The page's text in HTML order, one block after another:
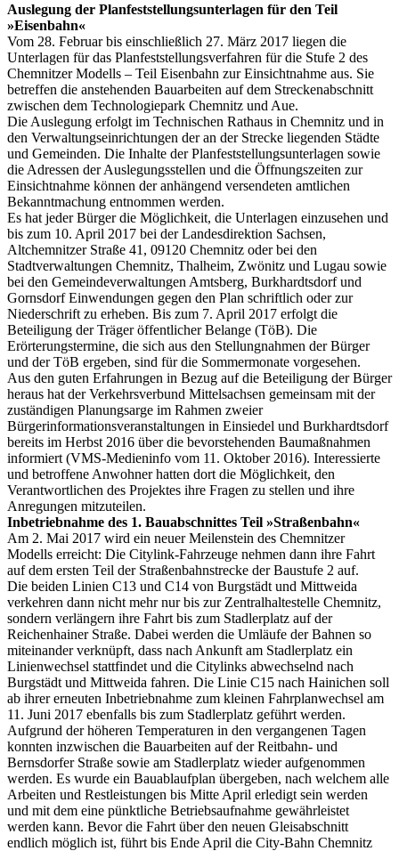
Auslegung der Planfeststellungsunterlagen für den Teil
»Eisenbahn«
Vom 28. Februar bis einschließlich 27. März 2017 liegen die
Unterlagen für das Planfeststellungsverfahren für die Stufe 2 des
Chemnitzer Modells – Teil Eisenbahn zur Einsichtnahme aus. Sie
betreffen die anstehenden Bauarbeiten auf dem Streckenabschnitt
zwischen dem Technologiepark Chemnitz und Aue.
Die Auslegung erfolgt im Technischen Rathaus in Chemnitz und in
den Verwaltungseinrichtungen der an der Strecke liegenden Städte
und Gemeinden. Die Inhalte der Planfeststellungsunterlagen sowie
die Adressen der Auslegungsstellen und die Öffnungszeiten zur
Einsichtnahme können der anhängend versendeten amtlichen
Bekanntmachung entnommen werden.
Es hat jeder Bürger die Möglichkeit, die Unterlagen einzusehen und
bis zum 10. April 2017 bei der Landesdirektion Sachsen,
Altchemnitzer Straße 41, 09120 Chemnitz oder bei den
Stadtverwaltungen Chemnitz, Thalheim, Zwönitz und Lugau sowie
bei den Gemeindeverwaltungen Amtsberg, Burkhardtsdorf und
Gornsdorf Einwendungen gegen den Plan schriftlich oder zur
Niederschrift zu erheben. Bis zum 7. April 2017 erfolgt die
Beteiligung der Träger öffentlicher Belange (TöB). Die
Erörterungstermine, die sich aus den Stellungnahmen der Bürger
und der TöB ergeben, sind für die Sommermonate vorgesehen.
Aus den guten Erfahrungen in Bezug auf die Beteiligung der Bürger
heraus hat der Verkehrsverbund Mittelsachsen gemeinsam mit der
zuständigen Planungsarge im Rahmen zweier
Bürgerinformationsveranstaltungen in Einsiedel und Burkhardtsdorf
bereits im Herbst 2016 über die bevorstehenden Baumaßnahmen
informiert (VMS-Medieninfo vom 11. Oktober 2016). Interessierte
und betroffene Anwohner hatten dort die Möglichkeit, den
Verantwortlichen des Projektes ihre Fragen zu stellen und ihre
Anregungen mitzuteilen.
Inbetriebnahme des 1. Bauabschnittes Teil »Straßenbahn«
Am 2. Mai 2017 wird ein neuer Meilenstein des Chemnitzer
Modells erreicht: Die Citylink-Fahrzeuge nehmen dann ihre Fahrt
auf dem ersten Teil der Straßenbahnstrecke der Baustufe 2 auf.
Die beiden Linien C13 und C14 von Burgstädt und Mittweida
verkehren dann nicht mehr nur bis zur Zentralhaltestelle Chemnitz,
sondern verlängern ihre Fahrt bis zum Stadlerplatz auf der
Reichenhainer Straße. Dabei werden die Umläufe der Bahnen so
miteinander verknüpft, dass nach Ankunft am Stadlerplatz ein
Linienwechsel stattfindet und die Citylinks abwechselnd nach
Burgstädt und Mittweida fahren. Die Linie C15 nach Hainichen soll
ab ihrer erneuten Inbetriebnahme zum kleinen Fahrplanwechsel am
11. Juni 2017 ebenfalls bis zum Stadlerplatz geführt werden.
Aufgrund der höheren Temperaturen in den vergangenen Tagen
konnten inzwischen die Bauarbeiten auf der Reitbahn- und
Bernsdorfer Straße sowie am Stadlerplatz wieder aufgenommen
werden. Es wurde ein Bauablaufplan übergeben, nach welchem alle
Arbeiten und Restleistungen bis Mitte April erledigt sein werden
und mit dem eine pünktliche Betriebsaufnahme gewährleistet
werden kann. Bevor die Fahrt über den neuen Gleisabschnitt
endlich möglich ist, führt bis Ende April die City-Bahn Chemnitz